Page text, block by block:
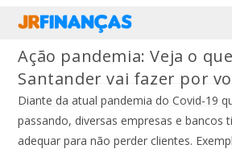
conteúdo
Ação pandemia: Veja o
Santander vai fazer por
Diante da atual pandemia do Covid-19
passando, diversas empresas e bancos
adequar para não perder clientes.